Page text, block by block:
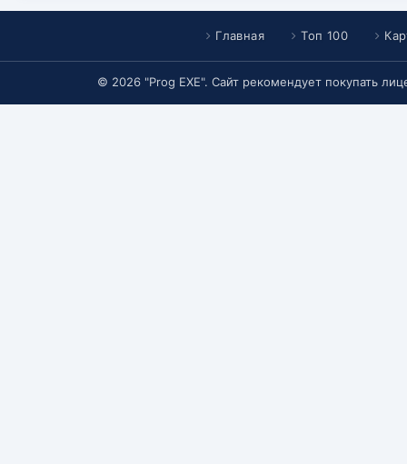
Главная Топ 100
© 2026 "Prog EXE". Сайт рекомендует покупать